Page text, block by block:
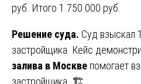
руб. Итого 1 750 000 руб.
Решение суда. Суд взыскал
застройщика. Кейс
залива в Москве помогает
застройщика. 🏗️